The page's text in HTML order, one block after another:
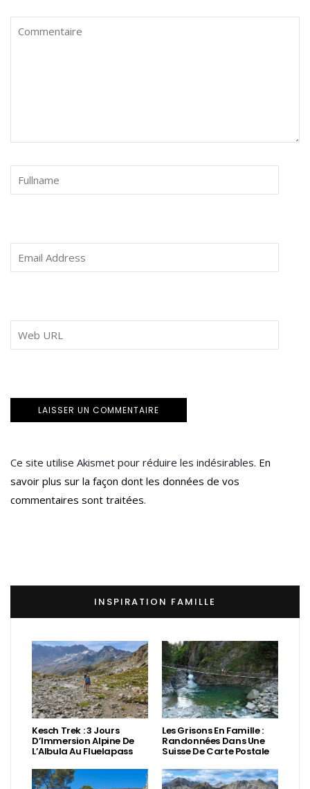
Ce site utilise Akismet pour réduire les indésirables. En
savoir plus sur la façon dont les données de vos
commentaires sont traitées.
INSPIRATION FAMILLE
Kesch Trek : 3 Jours
D’Immersion Alpine De
L’Albula Au Fluelapass
Les Grisons En Famille :
Randonnées Dans Une
Suisse De Carte Postale